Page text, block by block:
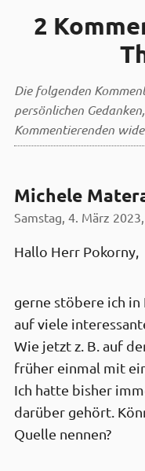
2
Die folgenden
persönlichen
Kommentierenden
Michele
Samstag, 4. März
Hallo Herr Pokorny,
gerne stöbere ich
auf viele
Wie jetzt z. B. auf
früher einmal mit
Ich hatte bisher
darüber gehört.
Quelle nennen?